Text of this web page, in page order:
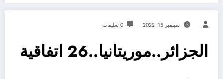
سبتمبر 15, 2022 0 تعليقات
الجزائر..موريتانيا..26 اتفاقية